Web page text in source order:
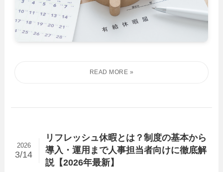
リフレッシュ休暇とは？制度の基本から
導入・運用まで人事担当者向けに徹底解
説【2026年最新】
2026
3/14